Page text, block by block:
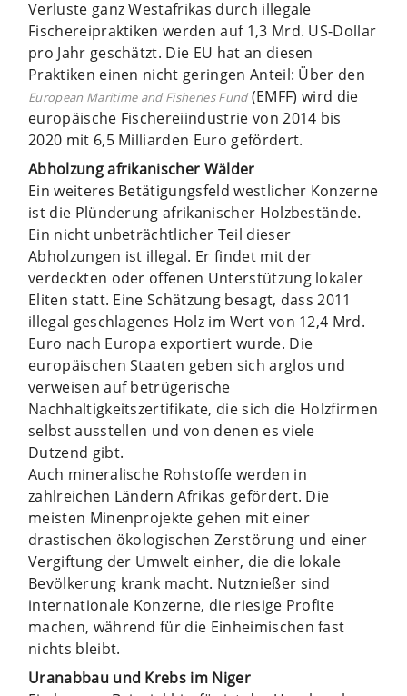
Verluste ganz Westafrikas durch illegale
Fischereipraktiken werden auf 1,3 Mrd. US-Dollar
pro Jahr geschätzt. Die EU hat an diesen
Praktiken einen nicht geringen Anteil: Über den
European Maritime and Fisheries Fund(EMFF) wird die
europäische Fischereiindustrie von 2014 bis
2020 mit 6,5 Milliarden Euro gefördert.
Abholzung afrikanischer Wälder
Ein weiteres Betätigungsfeld westlicher Konzerne
ist die Plünderung afrikanischer Holzbestände.
Ein nicht unbeträchtlicher Teil dieser
Abholzungen ist illegal. Er findet mit der
verdeckten oder offenen Unterstützung lokaler
Eliten statt. Eine Schätzung besagt, dass 2011
illegal geschlagenes Holz im Wert von 12,4 Mrd.
Euro nach Europa exportiert wurde. Die
europäischen Staaten geben sich arglos und
verweisen auf betrügerische
Nachhaltigkeitszertifikate, die sich die Holzfirmen
selbst ausstellen und von denen es viele
Dutzend gibt.
Auch mineralische Rohstoffe werden in
zahlreichen Ländern Afrikas gefördert. Die
meisten Minenprojekte gehen mit einer
drastischen ökologischen Zerstörung und einer
Vergiftung der Umwelt einher, die die lokale
Bevölkerung krank macht. Nutznießer sind
internationale Konzerne, die riesige Profite
machen, während für die Einheimischen fast
nichts bleibt.
Uranabbau und Krebs im Niger